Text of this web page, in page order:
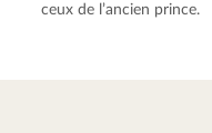
ceux de l’ancien prince.